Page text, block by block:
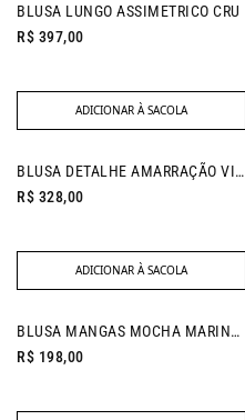
BLUSA LUNGO ASSIMETRICO CRU
R$ 397,00
ADICIONAR À SACOLA
NEW IN
BLUSA DETALHE AMARRAÇÃO VITAL PRETO
R$ 328,00
ADICIONAR À SACOLA
BLUSA MANGAS MOCHA MARINHO
R$ 198,00